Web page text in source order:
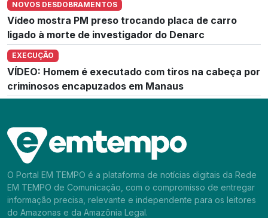
NOVOS DESDOBRAMENTOS
Vídeo mostra PM preso trocando placa de carro
ligado à morte de investigador do Denarc
EXECUÇÃO
VÍDEO: Homem é executado com tiros na cabeça por
criminosos encapuzados em Manaus
O Portal EM TEMPO é a plataforma de notícias digitais da Rede
EM TEMPO de Comunicação, com o compromisso de entregar
informação precisa, relevante e independente para os leitores
do Amazonas e da Amazônia Legal.